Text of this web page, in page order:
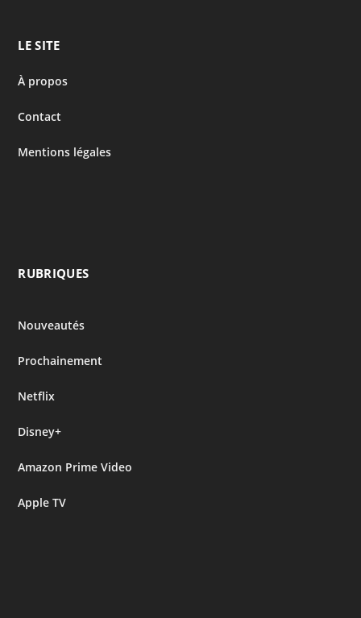
LE SITE
À propos
Contact
Mentions légales
RUBRIQUES
Nouveautés
Prochainement
Netflix
Disney+
Amazon Prime Video
Apple TV